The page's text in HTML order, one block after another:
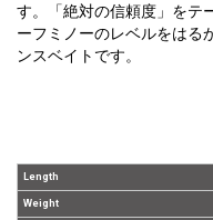
す。「絶対の信頼度」をテ
ーフミノーのレベルをはる
ンスベイトです。
Length
Weight